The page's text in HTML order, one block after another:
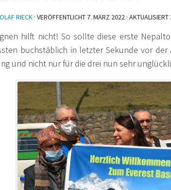
OLAF RIECK · VERÖFFENTLICHT 7. MÄRZ 2022 · AKTUALISIERT
hilft nicht! So sollte diese erste
buchstäblich in letzter Sekunde vor
und nicht nur für die drei nun sehr